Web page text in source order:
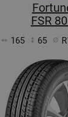
FSR
165 65